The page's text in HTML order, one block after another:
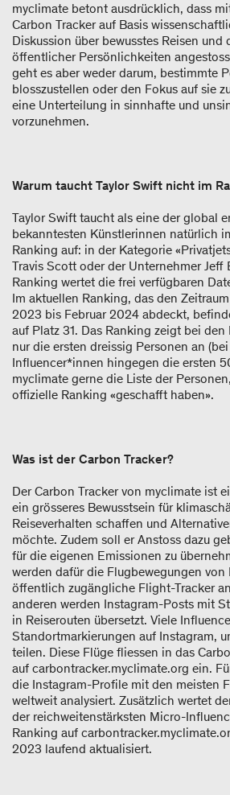
myclimate betont ausdrücklich, dass
Carbon Tracker auf Basis
Diskussion über bewusstes Reisen und
öffentlicher Persönlichkeiten
geht es aber weder darum, bestimmte
blosszustellen oder den Fokus auf sie
eine Unterteilung in sinnhafte und
vorzunehmen.
Warum taucht Taylor Swift nicht im
Taylor Swift taucht als eine der global
bekanntesten Künstlerinnen natürlich
Ranking auf: in der Kategorie
Travis Scott oder der Unternehmer Jeff
Ranking wertet die frei verfügbaren
Im aktuellen Ranking, das den
2023 bis Februar 2024 abdeckt,
auf Platz 31. Das Ranking zeigt bei
nur die ersten dreissig Personen an
Influencer*innen hingegen die ersten
myclimate gerne die Liste der
offizielle Ranking «geschafft haben».
Was ist der Carbon Tracker?
Der Carbon Tracker von myclimate ist
ein grösseres Bewusstsein für
Reiseverhalten schaffen und
möchte. Zudem soll er Anstoss dazu
für die eigenen Emissionen zu
werden dafür die Flugbewegungen von
öffentlich zugängliche Flight-Tracker
anderen werden Instagram-Posts mit
in Reiserouten übersetzt. Viele
Standortmarkierungen auf Instagram,
teilen. Diese Flüge fliessen in das
auf carbontracker.myclimate.org ein.
die Instagram-Profile mit den meisten
weltweit analysiert. Zusätzlich wertet
der reichweitenstärksten Micro-
Ranking auf
2023 laufend aktualisiert.